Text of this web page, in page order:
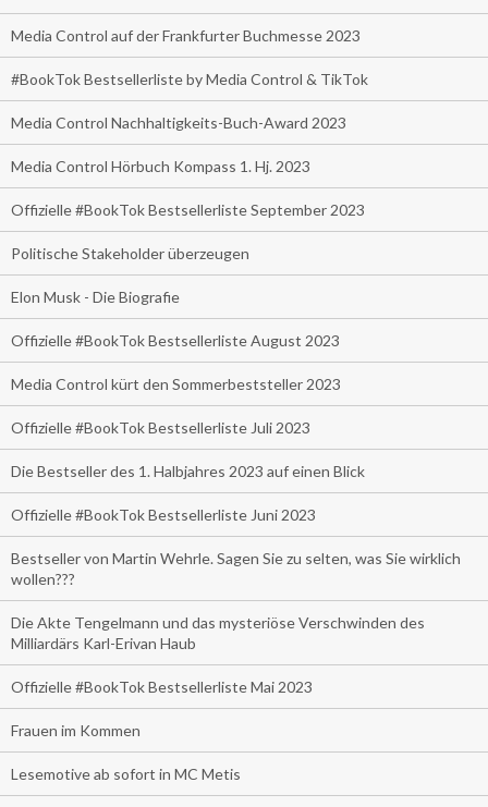
Media Control auf der Frankfurter Buchmesse 2023
#BookTok Bestsellerliste by Media Control & TikTok
Media Control Nachhaltigkeits-Buch-Award 2023
Media Control Hörbuch Kompass 1. Hj. 2023
Offizielle #BookTok Bestsellerliste September 2023
Politische Stakeholder überzeugen
Elon Musk - Die Biografie
Offizielle #BookTok Bestsellerliste August 2023
Media Control kürt den Sommerbeststeller 2023
Offizielle #BookTok Bestsellerliste Juli 2023
Die Bestseller des 1. Halbjahres 2023 auf einen Blick
Offizielle #BookTok Bestsellerliste Juni 2023
Bestseller von Martin Wehrle. Sagen Sie zu selten, was Sie wirklich
wollen???
Die Akte Tengelmann und das mysteriöse Verschwinden des
Milliardärs Karl-Erivan Haub
Offizielle #BookTok Bestsellerliste Mai 2023
Frauen im Kommen
Lesemotive ab sofort in MC Metis